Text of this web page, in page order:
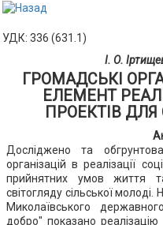
УДК: 336 (631.1)
І. О.
ГРОМАДСЬКІ
ЕЛЕМЕНТ
ПРОЕКТІВ ДЛЯ
Досліджено та
організацій в реалізації
прийнятних умов життя
світогляду сільської молоді.
Миколаївського
добро" показано реалізацію